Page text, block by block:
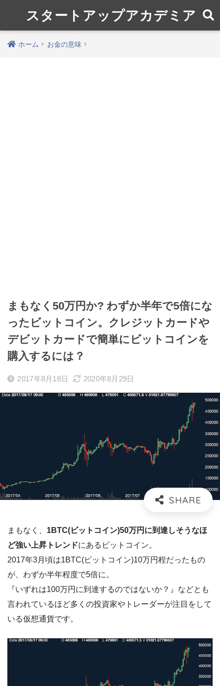
スタートアップアカデミア
ホーム お金の意味
まもなく50万円か? わずか半年で5倍にな
ったビットコイン。クレジットカードや
デビットカードで簡単にビットコインを
購入するには？
2017年8月18日 2020年8月29日
まもなく、 1BTC(ビットコイン)50万円に到達しそうなほ
ど強い上昇トレンドにあるビットコイン。
2017年3月頃は1BTC(ビットコイン)10万円程だったもの
が、わずか半年程度で5倍に。
『いずれは100万円に到達するのではないか？』などとも
言われているほど多くの投資家やトレーダーが注目をして
いる仮想通貨です。